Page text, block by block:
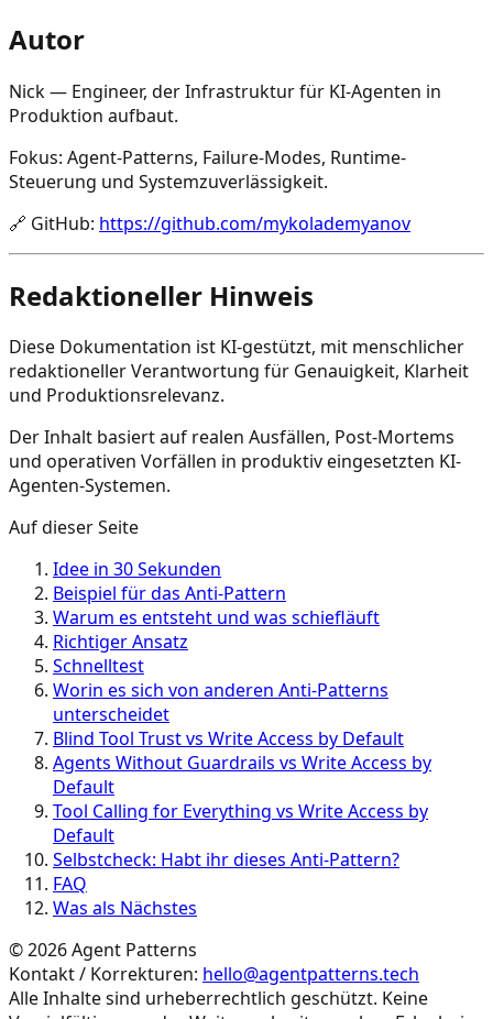
Autor
Nick — Engineer, der Infrastruktur für KI-Agenten in
Produktion aufbaut.
Fokus: Agent-Patterns, Failure-Modes, Runtime-
Steuerung und Systemzuverlässigkeit.
🔗 GitHub: https://github.com/mykolademyanov
Redaktioneller Hinweis
Diese Dokumentation ist KI-gestützt, mit menschlicher
redaktioneller Verantwortung für Genauigkeit, Klarheit
und Produktionsrelevanz.
Der Inhalt basiert auf realen Ausfällen, Post-Mortems
und operativen Vorfällen in produktiv eingesetzten KI-
Agenten-Systemen.
Auf dieser Seite
Idee in 30 Sekunden
Beispiel für das Anti-Pattern
Warum es entsteht und was schiefläuft
Richtiger Ansatz
Schnelltest
Worin es sich von anderen Anti-Patterns
unterscheidet
Blind Tool Trust vs Write Access by Default
Agents Without Guardrails vs Write Access by
Default
Tool Calling for Everything vs Write Access by
Default
Selbstcheck: Habt ihr dieses Anti-Pattern?
FAQ
Was als Nächstes
©2026Agent Patterns
Kontakt / Korrekturen: hello@agentpatterns.tech
Alle Inhalte sind urheberrechtlich geschützt. Keine